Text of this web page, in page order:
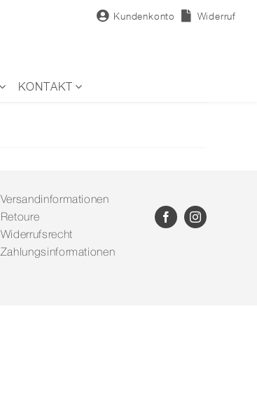
Kundenkonto Widerruf
KONTAKT
Versandinformationen
Retoure
Widerrufsrecht
Zahlungsinformationen